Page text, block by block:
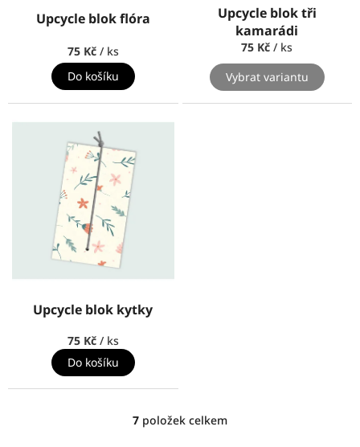
Upcycle blok flóra
75 Kč / ks
Do košíku
Upcycle blok tři
kamarádi
75 Kč/ ks
Vybrat variantu
Upcycle blok kytky
75 Kč / ks
Do košíku
O
7 položek celkem